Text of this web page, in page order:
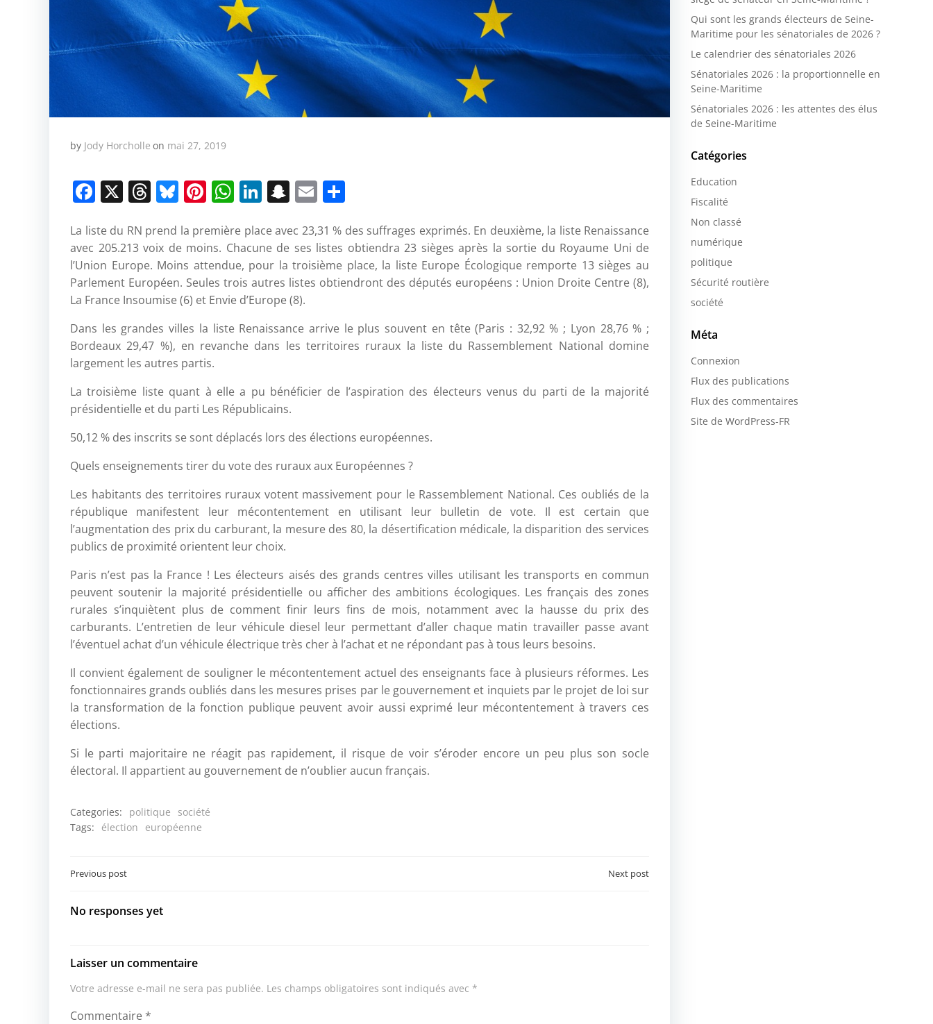
by Jody Horcholle on mai 27, 2019
Facebook
X Threads
Bluesky
Pinterest
WhatsApp
LinkedIn
Snapchat
Email
La liste du RN prend la première place avec 23,31 % des suffrages exprimés. En deuxième, la liste Renaissance
avec 205.213 voix de moins. Chacune de ses listes obtiendra 23 sièges après la sortie du Royaume Uni de
l’Union Europe. Moins attendue, pour la troisième place, la liste Europe Écologique remporte 13 sièges au
Parlement Européen. Seules trois autres listes obtiendront des députés européens : Union Droite Centre (8),
La France Insoumise (6) et Envie d’Europe (8).
Dans les grandes villes la liste Renaissance arrive le plus souvent en tête (Paris : 32,92 % ; Lyon 28,76 % ;
Bordeaux 29,47 %), en revanche dans les territoires ruraux la liste du Rassemblement National domine
largement les autres partis.
La troisième liste quant à elle a pu bénéficier de l’aspiration des électeurs venus du parti de la majorité
présidentielle et du parti Les Républicains.
50,12 % des inscrits se sont déplacés lors des élections européennes.
Quels enseignements tirer du vote des ruraux aux Européennes ?
Les habitants des territoires ruraux votent massivement pour le Rassemblement National. Ces oubliés de la
république manifestent leur mécontentement en utilisant leur bulletin de vote. Il est certain que
l’augmentation des prix du carburant, la mesure des 80, la désertification médicale, la disparition des services
publics de proximité orientent leur choix.
Paris n’est pas la France ! Les électeurs aisés des grands centres villes utilisant les transports en commun
peuvent soutenir la majorité présidentielle ou afficher des ambitions écologiques. Les français des zones
rurales s’inquiètent plus de comment finir leurs fins de mois, notamment avec la hausse du prix des
carburants. L’entretien de leur véhicule diesel leur permettant d’aller chaque matin travailler passe avant
l’éventuel achat d’un véhicule électrique très cher à l’achat et ne répondant pas à tous leurs besoins.
Il convient également de souligner le mécontentement actuel des enseignants face à plusieurs réformes. Les
fonctionnaires grands oubliés dans les mesures prises par le gouvernement et inquiets par le projet de loi sur
la transformation de la fonction publique peuvent avoir aussi exprimé leur mécontentement à travers ces
élections.
Si le parti majoritaire ne réagit pas rapidement, il risque de voir s’éroder encore un peu plus son socle
électoral. Il appartient au gouvernement de n’oublier aucun français.
Categories: politique
société
Tags:
élection européenne
Post
navigation
Previous post Next post
No responses yet
Laisser un commentaire
Votre adresse e-mail ne sera pas publiée. Les champs obligatoires sont indiqués avec *
Commentaire *
Qui sont les grands électeurs de Seine-
Maritime pour les sénatoriales de 2026 ?
Le calendrier des sénatoriales 2026
Sénatoriales 2026 : la proportionnelle en
Seine-Maritime
Sénatoriales 2026 : les attentes des élus
de Seine-Maritime
Catégories
Education
Fiscalité
Non classé
numérique
politique
Sécurité routière
société
Méta
Connexion
Flux des publications
Flux des commentaires
Site de WordPress-FR